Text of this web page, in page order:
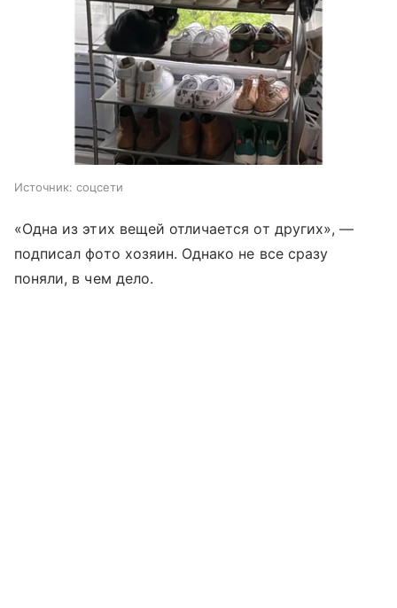
Источник: соцсети
«Одна из этих вещей отличается от других», —
подписал фото хозяин. Однако не все сразу
поняли, в чем дело.